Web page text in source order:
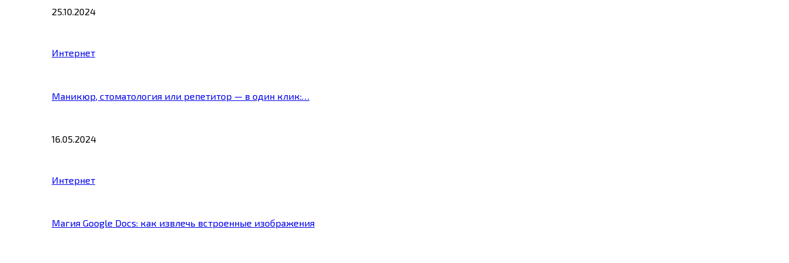
25.10.2024
Интернет
Маникюр, стоматология или репетитор — в один клик:…
16.05.2024
Интернет
Магия Google Docs: как извлечь встроенные изображения